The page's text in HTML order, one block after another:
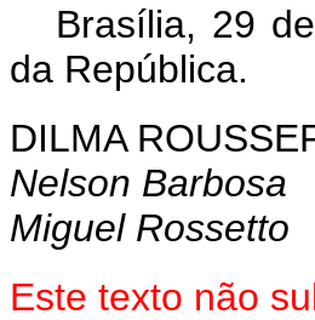
Brasília, 29
da República.
DILMA
Nelson Barbosa
Miguel Rossetto
Este texto não